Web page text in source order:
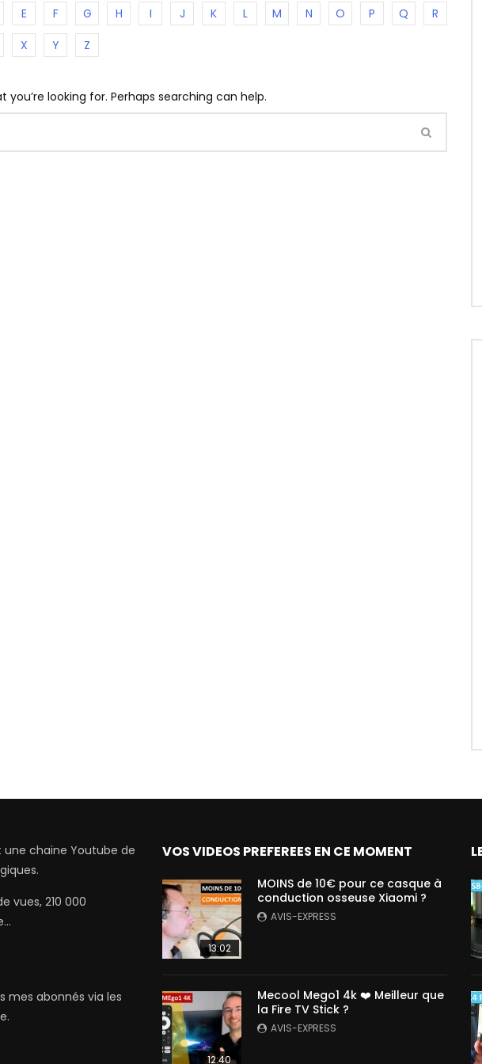
E F G H I J K L M N O P Q
R
X Y Z
you’re looking for. Perhaps searching can help.
une chaine Youtube de
vues, 210 000
mes abonnés via les
VOS VIDEOS PREFEREES EN CE MOMENT
13:02
MOINS de 10€ pour ce casque à
conduction osseuse Xiaomi ?
AVIS-EXPRESS
12:40
Mecool Mego1 4k ❤️ Meilleur que
la Fire TV Stick ?
AVIS-EXPRESS